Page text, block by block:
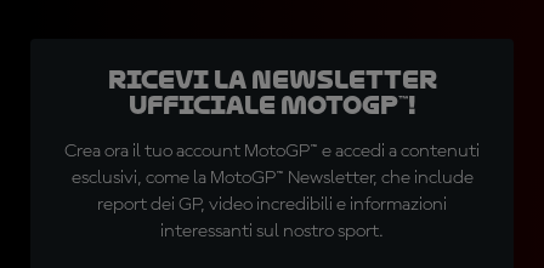
Ricevi la newsletter
ufficiale MotoGP™!
Crea ora il tuo account MotoGP™ e accedi a contenuti
esclusivi, come la MotoGP™ Newsletter, che include
report dei GP, video incredibili e informazioni
interessanti sul nostro sport.